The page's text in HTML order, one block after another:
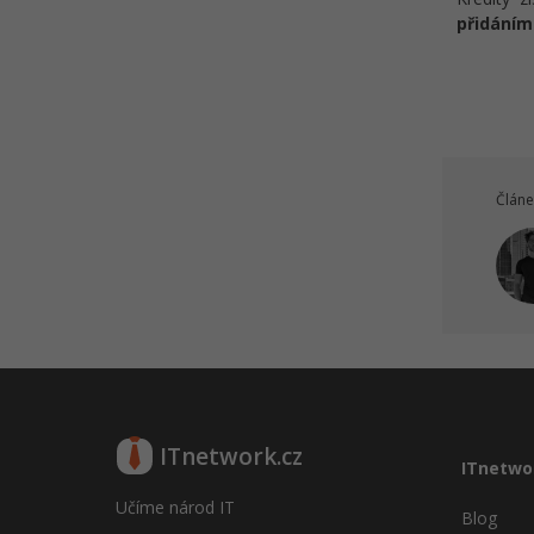
Kvíz - Provoz počítačových sítí
ITnetwork.cz
Učíme národ IT Blog